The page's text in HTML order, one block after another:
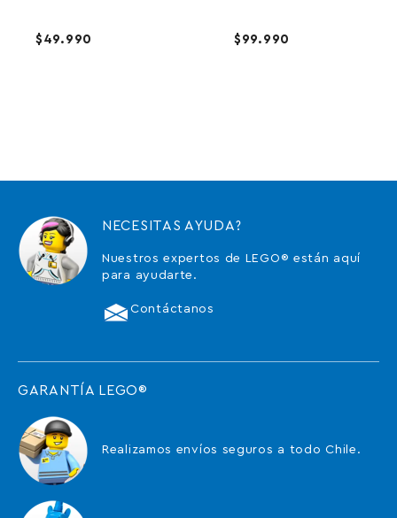
49.990 99.990
NECESITAS AYUDA?
Nuestros expertos de LEGO® están aquí
para ayudarte.
Contáctanos
GARANTÍA LEGO®
Realizamos envíos seguros a todo Chile.